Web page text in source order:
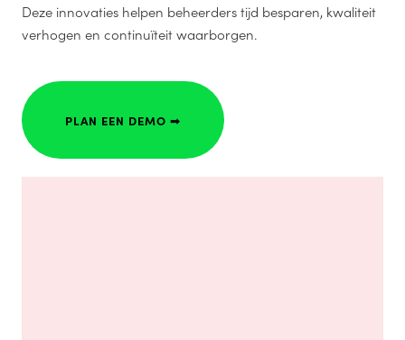
Deze innovaties helpen beheerders tijd besparen, kwaliteit
verhogen en continuïteit waarborgen.
PLAN EEN DEMO ➟